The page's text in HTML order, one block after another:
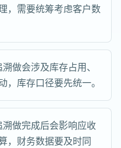
，需要统筹考虑客户数
做会涉及库存占用、
，库存口径要先统一。
做完成后会影响应收
，财务数据要及时同